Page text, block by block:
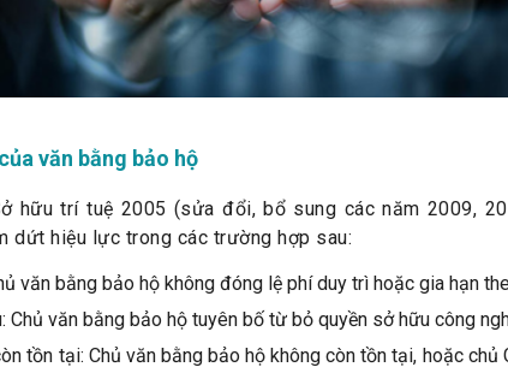
văn bằng bảo hộ
hữu trí tuệ 2005 (sửa đổi, bổ sung các năm 2009,
dứt hiệu lực trong các trường hợp sau:
văn bằng bảo hộ không đóng lệ phí duy trì hoặc gia hạn
Chủ văn bằng bảo hộ tuyên bố từ bỏ quyền sở hữu công
tồn tại: Chủ văn bằng bảo hộ không còn tồn tại, hoặc chủ